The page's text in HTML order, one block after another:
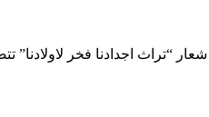
العرائس من ولاية قفصة تظاهرة تحت شعار